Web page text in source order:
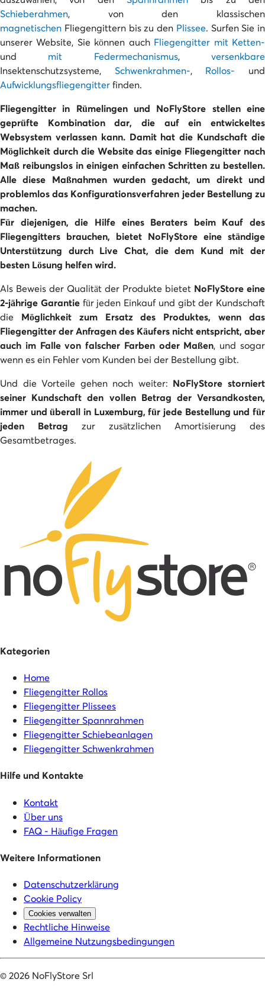
Schieberahmen, von den klassischen
magnetischen Fliegengittern bis zu den Plissee. Surfen Sie in
unserer Website, Sie können auch Fliegengitter mit Ketten-
und mit Federmechanismus,versenkbare
Insektenschutzsysteme, Schwenkrahmen-, Rollos- und
Aufwicklungsfliegengitterfinden.
Fliegengitter in Rümelingen und NoFlyStore stellen eine
geprüfte Kombination dar, die auf ein entwickeltes
Websystem verlassen kann. Damit hat die Kundschaft die
Möglichkeit durch die Website das einige Fliegengitter nach
Maß reibungslos in einigen einfachen Schritten zu bestellen.
Alle diese Maßnahmen wurden gedacht, um direkt und
problemlos das Konfigurationsverfahren jeder Bestellung zu
machen.
Für diejenigen, die Hilfe eines Beraters beim Kauf des
Fliegengitters brauchen, bietet NoFlyStore eine ständige
Unterstützung durch Live Chat, die dem Kund mit der
besten Lösung helfen wird.
Als Beweis der Qualität der Produkte bietet NoFlyStore eine
2-jährige Garantiefür jeden Einkauf und gibt der Kundschaft
die Möglichkeit zum Ersatz des Produktes, wenn das
Fliegengitter der Anfragen des Käufers nicht entspricht, aber
auch im Falle von falscher Farben oder Maßen, und sogar
wenn es ein Fehler vom Kunden bei der Bestellung gibt.
Und die Vorteile gehen noch weiter: NoFlyStore storniert
seiner Kundschaft den vollen Betrag der Versandkosten,
immer und überall in Luxemburg, für jede Bestellung und für
jeden Betrag zur zusätzlichen Amortisierung des
Gesamtbetrages.
Kategorien
Home
Fliegengitter Rollos
Fliegengitter Plissees
Fliegengitter Spannrahmen
Fliegengitter Schiebeanlagen
Fliegengitter Schwenkrahmen
Hilfe und Kontakte
Kontakt
Über uns
FAQ - Häufige Fragen
Weitere Informationen
Datenschutzerklärung
Cookie Policy
Cookies verwalten
Rechtliche Hinweise
Allgemeine Nutzungsbedingungen
©2026 NoFlyStore Srl